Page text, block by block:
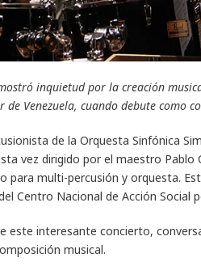
inquietud por la creación
Venezuela, cuando debute como
de la Orquesta Sinfónica
vez dirigido por el maestro
para multi-percusión y orquesta.
Centro Nacional de Acción Social
este interesante concierto,
musical.